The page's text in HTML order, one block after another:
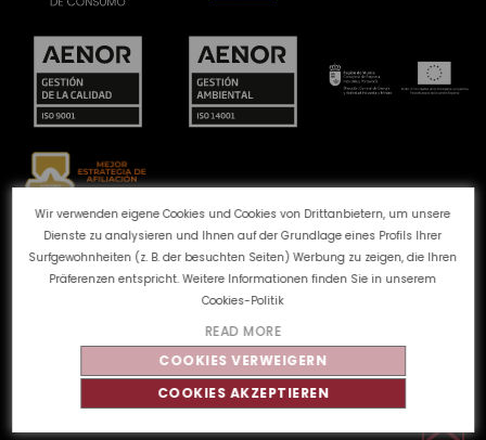
Wir verwenden eigene Cookies und Cookies von Drittanbietern, um unsere
Dienste zu analysieren und Ihnen auf der Grundlage eines Profils Ihrer
Surfgewohnheiten (z. B. der besuchten Seiten) Werbung zu zeigen, die Ihren
Präferenzen entspricht. Weitere Informationen finden Sie in unserem
Cookies-Politik
READ MORE
COOKIES VERWEIGERN
COOKIES AKZEPTIEREN
Beschwerdekanal
Cookie-Richtlinie
Datenschutzbestimmungen
Rechtlicher Hinweis
2026 - Alle Rechte vorbehalten